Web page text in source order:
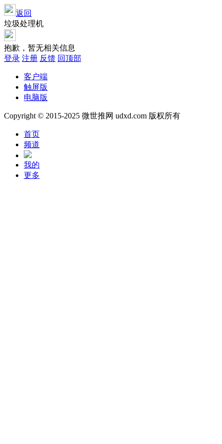
返回
垃圾处理机
抱歉，暂无相关信息
登录 注册 反馈 回顶部
客户端
触屏版
电脑版
Copyright © 2015-2025 微世推网 udxd.com 版权所有
首页
频道
我的
更多